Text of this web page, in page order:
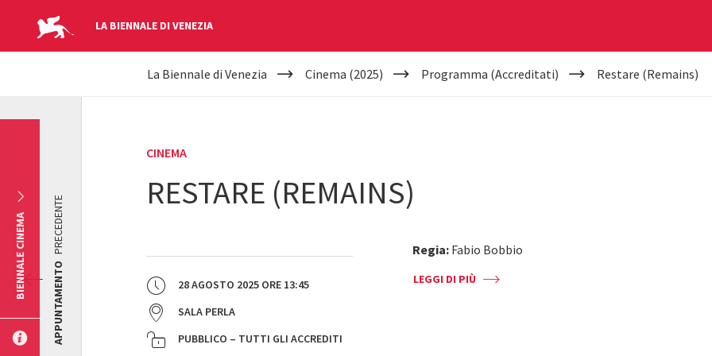
LA BIENNALE DI VENEZIA
YOUR
La Biennale di Venezia Cinema (2025) Programma (Accreditati) Restare (Remains)
CINEMA
RESTARE (REMAINS)
28 AGOSTO 2025 ORE 13:45
SALA PERLA
PUBBLICO – TUTTI GLI ACCREDITI
Regia: Fabio Bobbio
LEGGI DI PIÙ
APPUNTAMENTO
PRECEDENTE
BIENNALE CINEMA